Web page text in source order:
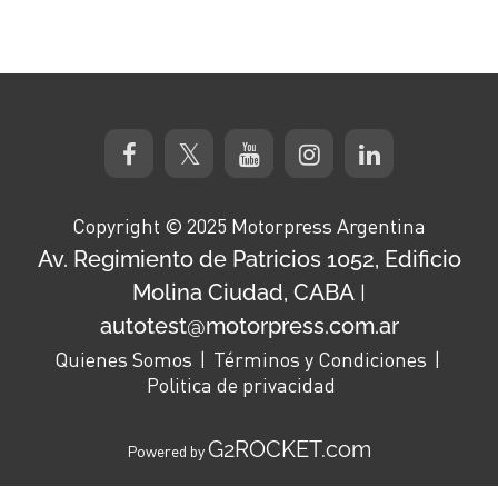
Copyright © 2025 Motorpress Argentina
Av. Regimiento de Patricios 1052, Edificio
Molina Ciudad, CABA |
autotest@motorpress.com.ar
Quienes Somos
Términos y Condiciones
Politica de privacidad
Powered byG2ROCKET.com